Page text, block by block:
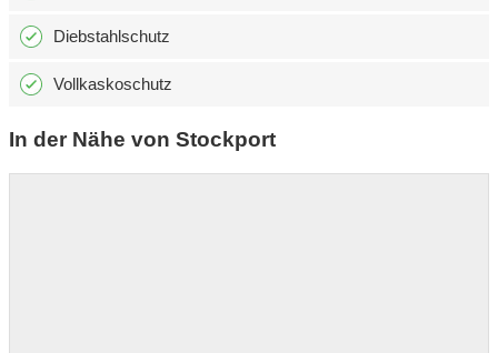
Diebstahlschutz
Vollkaskoschutz
In der Nähe von Stockport